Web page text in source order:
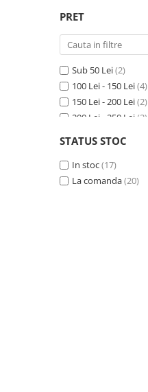
PRET
Sub 50 Lei(2)
100 Lei - 150 Lei(4)
150 Lei - 200 Lei(2)
200 Lei - 250 Lei (2)
400 Lei - 500 Lei
500 Lei - 750 Lei
Peste 1000 Lei(20)
STATUS STOC
In stoc(17)
La comanda(20)